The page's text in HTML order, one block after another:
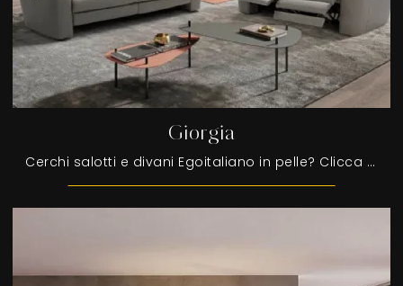
Giorgia
Cerchi salotti e divani Egoitaliano in pelle? Clicca e ottieni informazioni sul modello Giorgia per spazi moderni.